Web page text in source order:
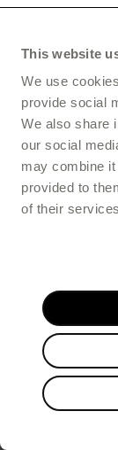
This website
We use
provide social
We also share
our social
may combine
provided to
of their